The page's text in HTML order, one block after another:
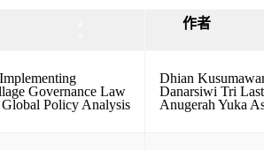
作者
Governance Law
Policy Analysis
Dhian
Danarsiwi Tri
Anugerah Yuka